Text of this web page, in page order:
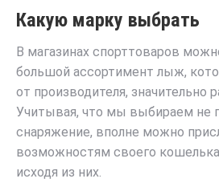
Какую марку выбрать
В магазинах спорттоваров
большой ассортимент лыж,
от производителя, значительно
Учитывая, что мы выбираем не
снаряжение, вполне можно
возможностям своего
исходя из них.